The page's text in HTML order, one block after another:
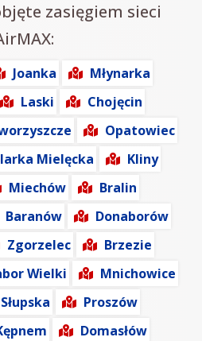
zasięgiem sieci
Joanka
Młynarka
Laski
Chojęcin
Opatowiec
Mielęcka
Kliny
Miechów
Bralin
Baranów
Donaborów
Zgorzelec
Brzezie
Wielki
Mnichowice
Proszów
Domasłów